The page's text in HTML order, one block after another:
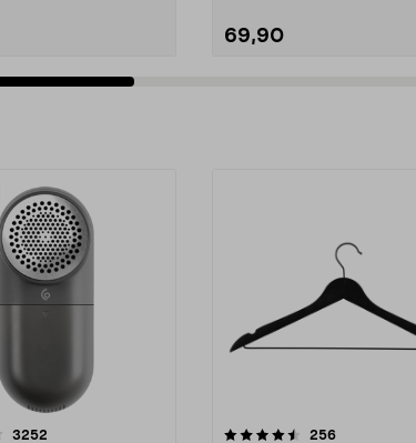
69,90
3252
4.5av 5 stjärnor 256recensioner
4.0av 5 stjärnor